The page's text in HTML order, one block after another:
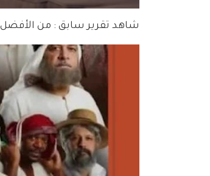
شاهد تقرير سابق : من الأفضل